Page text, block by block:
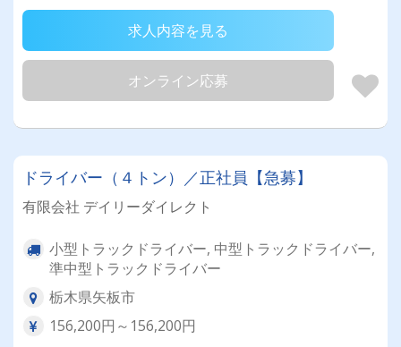
求人内容を見る
オンライン応募
ドライバー（４トン）／正社員【急募】
有限会社 デイリーダイレクト
小型トラックドライバー, 中型トラックドライバー,
準中型トラックドライバー
栃木県矢板市
156,200円～156,200円